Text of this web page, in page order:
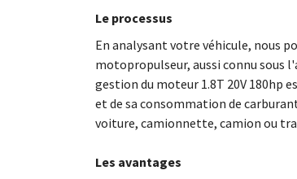
Le processus
En analysant votre véhicule, nous
motopropulseur, aussi connu sous
gestion du moteur 1.8T 20V 180hp
et de sa consommation de
voiture, camionnette, camion ou
Les avantages